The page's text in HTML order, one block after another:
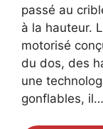
passé au
à la hauteur.
motorisé
du dos, des
une
gonflables, il…